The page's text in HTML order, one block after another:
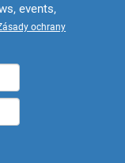
events,
ochrany